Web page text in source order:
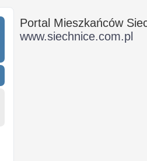
Wyszukiwanie zaawansowane
Portal Mieszkańców
www.siechnice.com.pl